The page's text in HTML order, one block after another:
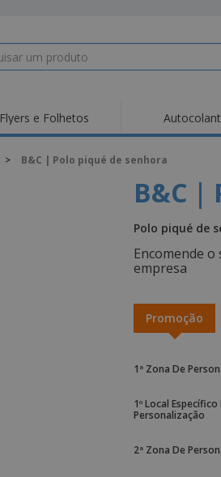
Flyers e Folhetos
> B&C | Polo piqué de senhora
B&C |
Polo piqué de
Encomende
empresa
Promoção
1ª Zona De
1º Local Específico
Personalização
2ª Zona De